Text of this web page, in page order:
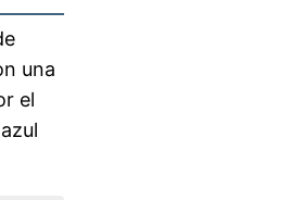
una
el